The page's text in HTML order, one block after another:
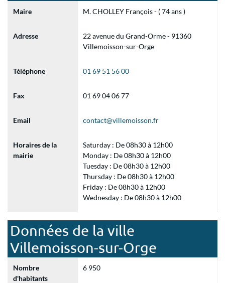
Maire M. CHOLLEY François - ( 74 ans )
Adresse
22 avenue du Grand-Orme - 91360
Villemoisson-sur-Orge
Téléphone 01 69 51 56 00
Fax 01 69 04 06 77
Email contact@villemoisson.fr
Horaires de la
mairie
Saturday : De 08h30 à 12h00
Monday : De 08h30 à 12h00
Tuesday : De 08h30 à 12h00
Thursday : De 08h30 à 12h00
Friday : De 08h30 à 12h00
Wednesday : De 08h30 à 12h00
Données de la ville
Villemoisson-sur-Orge
Nombre
d'habitants
6 950